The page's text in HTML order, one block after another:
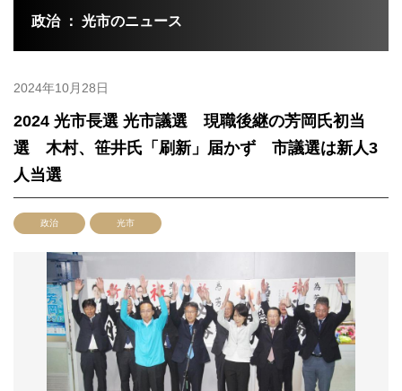
政治 ： 光市のニュース
2024年10月28日
2024 光市長選 光市議選 現職後継の芳岡氏初当
選 木村、笹井氏「刷新」届かず 市議選は新人3
人当選
政治 光市